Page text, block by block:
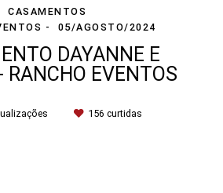
CASAMENTOS
05/AGOSTO/2024
DAYANNE E
RANCHO EVENTOS
156 curtidas